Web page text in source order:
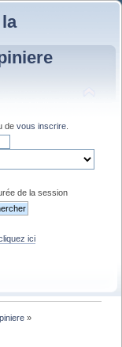
de vous inscrire
de la session
ici
»